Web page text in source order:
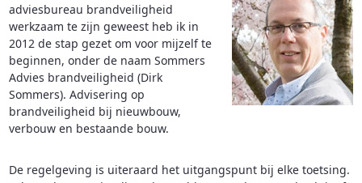
adviesbureau brandveiligheid
werkzaam te zijn geweest heb ik in
2012 de stap gezet om voor mijzelf te
beginnen, onder de naam Sommers
Advies brandveiligheid (Dirk
Sommers). Advisering op
brandveiligheid bij nieuwbouw,
verbouw en bestaande bouw.
De regelgeving is uiteraard het uitgangspunt bij elke toetsing.